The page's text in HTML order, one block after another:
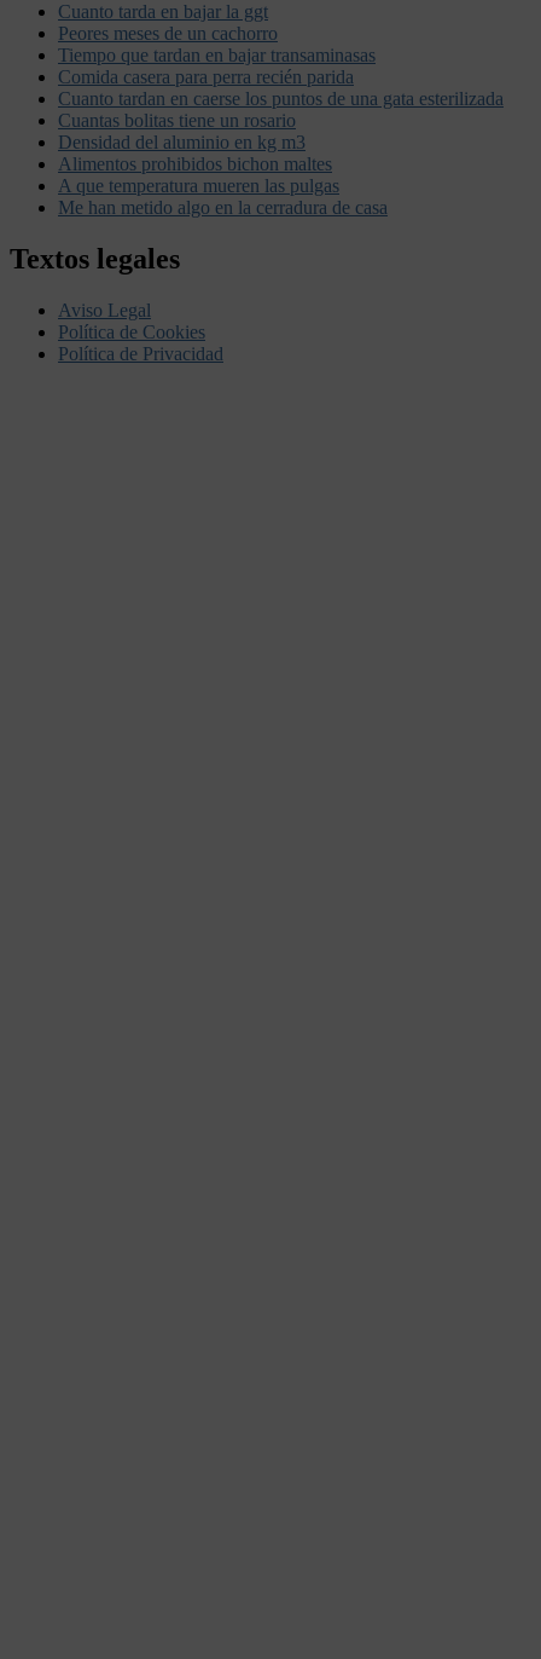
Cuanto tarda en bajar la ggt
Peores meses de un cachorro
Tiempo que tardan en bajar transaminasas
Comida casera para perra recién parida
Cuanto tardan en caerse los puntos de una gata esterilizada
Cuantas bolitas tiene un rosario
Densidad del aluminio en kg m3
Alimentos prohibidos bichon maltes
A que temperatura mueren las pulgas
Me han metido algo en la cerradura de casa
Textos legales
Aviso Legal
Política de Cookies
Política de Privacidad